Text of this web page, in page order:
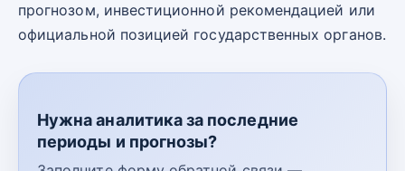
прогнозом, инвестиционной рекомендацией или
официальной позицией государственных органов.
Нужна аналитика за последние
периоды и прогнозы?